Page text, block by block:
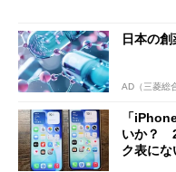
日本の
AD（三菱総
「
いか？ 2
ク表にな